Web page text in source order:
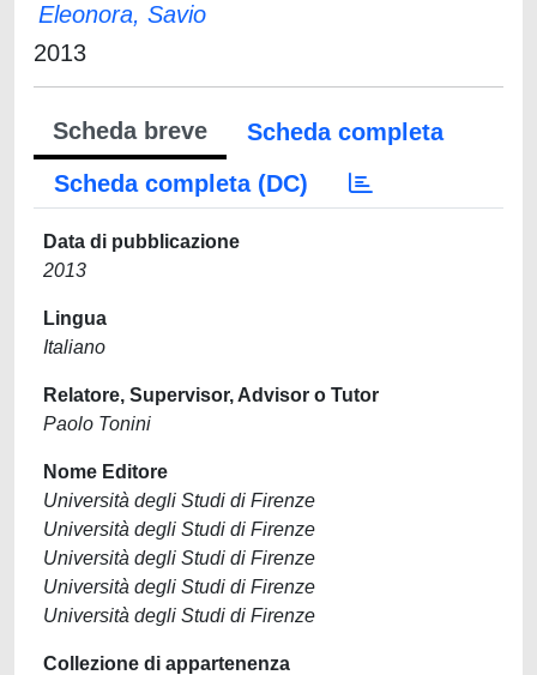
Eleonora, Savio
2013
Scheda breve
Scheda completa
Scheda completa (DC)
Data di pubblicazione
2013
Lingua
Italiano
Relatore, Supervisor, Advisor o Tutor
Paolo Tonini
Nome Editore
Università degli Studi di Firenze
Università degli Studi di Firenze
Università degli Studi di Firenze
Università degli Studi di Firenze
Università degli Studi di Firenze
Collezione di appartenenza